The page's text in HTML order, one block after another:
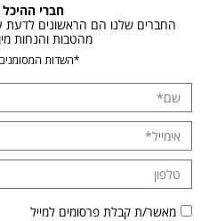
חברי ההיכל
החברים שלנו הם הראשונים לדעת
מהטבות והנחות
*השדות
מאשר/ת קבלת פרסומים למייל